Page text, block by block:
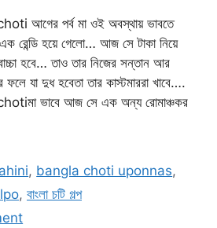
আগের পর্ব মা ওই অবস্থায় ভাবতে
রেন্ডি হয়ে গেলো… আজ সে টাকা নিয়ে
হবে… তাও তার নিজের সন্তান আর
যা দুধ হবেতা তার কাস্টমাররা খাবে….
ভাবে আজ সে এক অন্য রোমাঞ্চকর
, bangla choti uponnas,
, বাংলা চটি গল্প